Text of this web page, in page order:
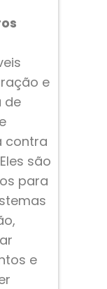
e
de
contra
são
para
e